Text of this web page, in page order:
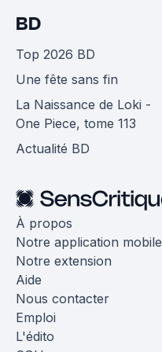
BD
Top 2026 BD
Une fête sans fin
La Naissance de Loki -
One Piece, tome 113
Actualité BD
À propos
Notre application mobile
Notre extension
Aide
Nous contacter
Emploi
L'édito